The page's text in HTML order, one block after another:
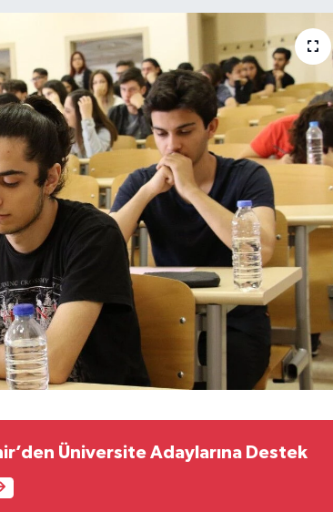
Üniversite Adaylarına Destek